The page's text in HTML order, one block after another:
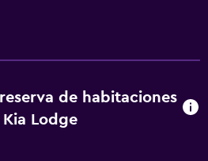
de habitaciones
Kia Lodge